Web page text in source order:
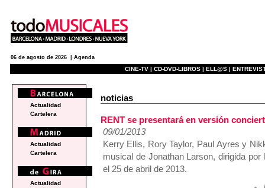
06 de agosto de 2026 | Agenda
CINE-TV | CD-DVD-LIBROS | ELL@S |
noticias
RENT se presentará en versión
09/01/2013
Kerry Ellis, Rory Taylor, Paul Ayres y
musical de Jonathan Larson, dirigida
el 25 de abril de 2013.
Actualidad
Cartelera
Actualidad
Cartelera
Actualidad